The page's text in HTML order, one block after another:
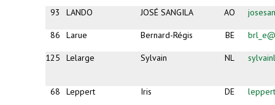
mail)
93 LANDO JOSÉ SANGILA AO
86 Larue Bernard-Régis BE
125 Lelarge Sylvain NL
68 Leppert Iris DE